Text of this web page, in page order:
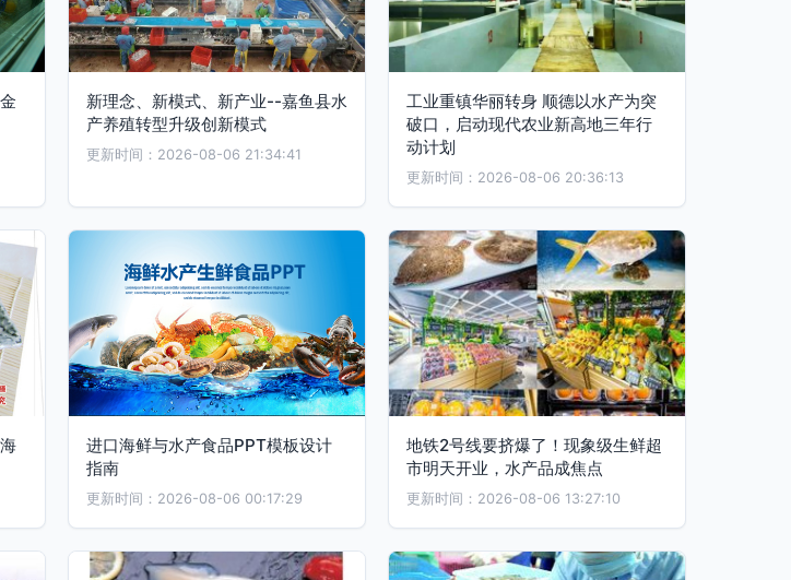
新理念、新模式、新产业--嘉鱼县水
产养殖转型升级创新模式
更新时间：2026-08-06 21:34:41
工业重镇华丽转身 顺德以水产为突
破口，启动现代农业新高地三年行
动计划
更新时间：2026-08-06 20:36:13
进口海鲜与水产食品PPT模板设计
指南
更新时间：2026-08-06 00:17:29
地铁2号线要挤爆了！现象级生鲜超
市明天开业，水产品成焦点
更新时间：2026-08-06 13:27:10